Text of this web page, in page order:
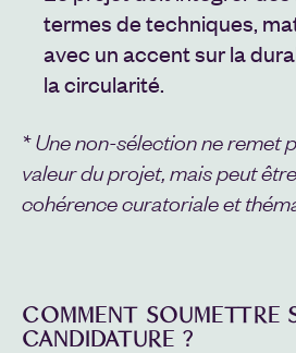
termes de techniques,
avec un accent sur la
la circularité.
* Une non-sélection ne remet
valeur du projet, mais peut
cohérence curatoriale et
COMMENT SOUMETTRE
CANDIDATURE ?